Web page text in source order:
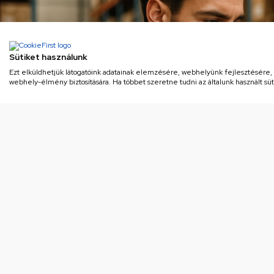
Sütiket használunk
Ezt elküldhetjük látogatóink adatainak elemzésére, webhelyünk
webhely-élmény biztosítására. Ha többet szeretne tudni az általunk használt